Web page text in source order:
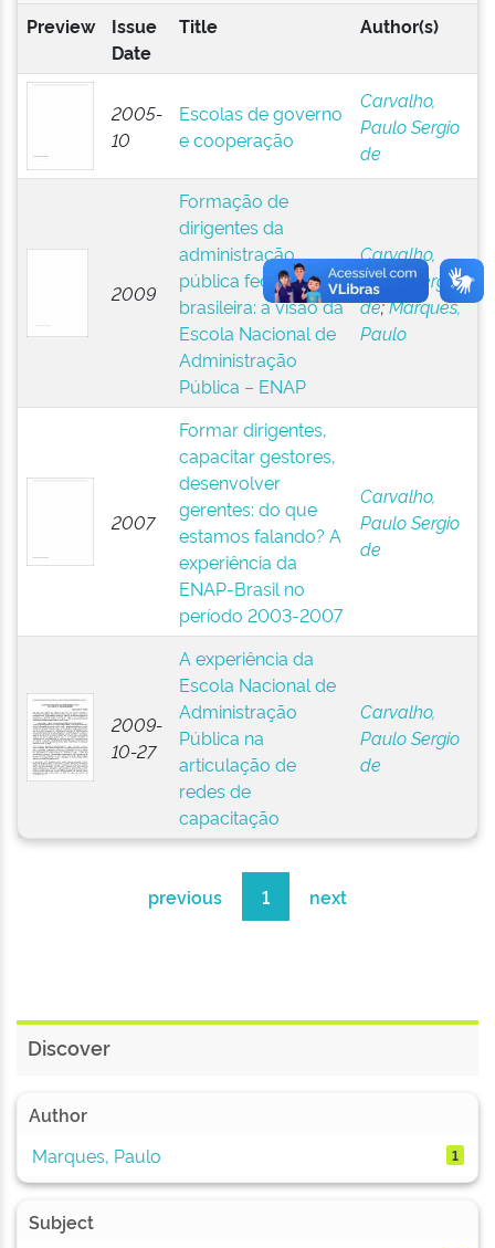
Preview
Issue
Date
Title Author(s)
2005-
10
Escolas de governo
e cooperação
Carvalho,
Paulo Sergio
de
2009
Formação de
dirigentes da
administração
pública federal
brasileira: a visão da
Escola Nacional de
Administração
Pública – ENAP
Carvalho,
Paulo Sergio
de;Marques,
Paulo
2007
Formar dirigentes,
capacitar gestores,
desenvolver
gerentes: do que
estamos falando? A
experiência da
ENAP-Brasil no
período 2003-2007
Carvalho,
Paulo Sergio
de
2009-
10-27
A experiência da
Escola Nacional de
Administração
Pública na
articulação de
redes de
capacitação
Carvalho,
Paulo Sergio
de
previous 1 next
Discover
Author
Marques, Paulo
1
Subject